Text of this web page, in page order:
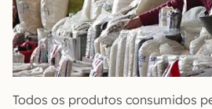
Todos os produtos consumidos